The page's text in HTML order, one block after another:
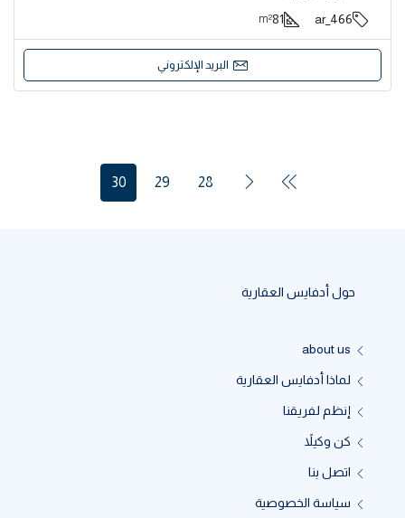
466_ar
81
m²
البريد الإلكتروني
28
29
30
حول أدفايس العقارية
about us
لماذا أدفايس العقارية
إنظم لفريقنا
كن وكيلاً
اتصل بنا
سياسة الخصوصية